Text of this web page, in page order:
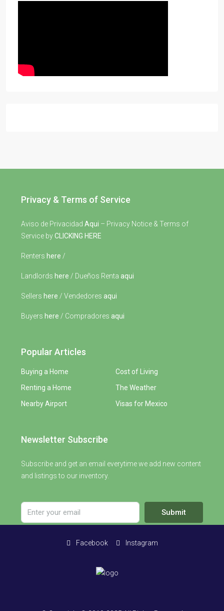
Privacy & Terms of Service
Aviso de Privacidad Aqui – Privacy Notice & Terms of
Service byCLICKING HERE
Renters here /
Landlords here / Dueños Renta aqui
Sellers here / Vendedores aqui
Buyers here / Compradores aqui
Popular Articles
Buying a Home
Renting a Home
Nearby Airport
Cost of Living
The Weather
Visas for Mexico
Newsletter Subscribe
Subscribe and get an email everytime we add new content
and listings to our inventory.
Submit
Facebook Instagram